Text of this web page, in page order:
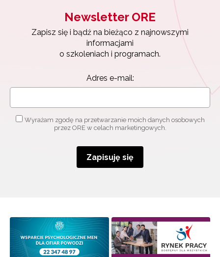
Newsletter ORE
Zapisz się i bądź na bieżąco z najnowszymi
informacjami
o szkoleniach i programach.
Adres e-mail:
Wyrażam zgodę na przetwarzanie moich danych osobowych
przez ORE w celach marketingowych.
Zapisuję się